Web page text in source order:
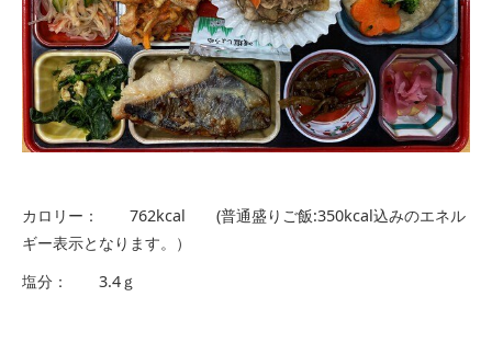
カロリー： 762kcal (普通盛りご飯:350kcal込みのエネル
ギー表示となります。）
塩分： 3.4ｇ